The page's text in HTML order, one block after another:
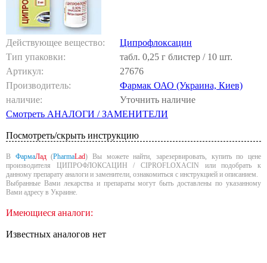
Действующее вещество:
Ципрофлоксацин
Тип упаковки:
табл. 0,25 г блистер / 10 шт.
Артикул:
27676
Производитель:
Фармак ОАО (Украина, Киев)
наличие:
Уточнить наличие
Смотреть АНАЛОГИ / ЗАМЕНИТЕЛИ
Посмотреть/скрыть инструкцию
В ФармаЛад(PharmaLad) Вы можете найти, зарезервировать, купить по цене
производителя ЦИПРОФЛОКСАЦИН / CIPROFLOXACIN или подобрать к
данному препарату аналоги и заменители, ознакомиться с инструкцией и описанием.
Выбранные Вами лекарства и препараты могут быть доставлены по указанному
Вами адресу в Украине.
Имеющиеся аналоги:
Известных аналогов нет